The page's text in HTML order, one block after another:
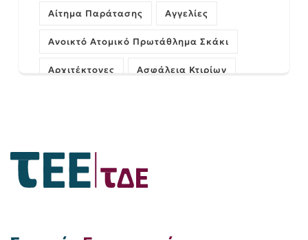
Αίτημα Παράτασης Αγγελίες
Ανοικτό Ατομικό Πρωτάθλημα Σκάκι
Αρχιτέκτονες Ασφάλεια Κτιρίων
Εκδήλωση
Εξεταστικό Κέντρο Πάτρας